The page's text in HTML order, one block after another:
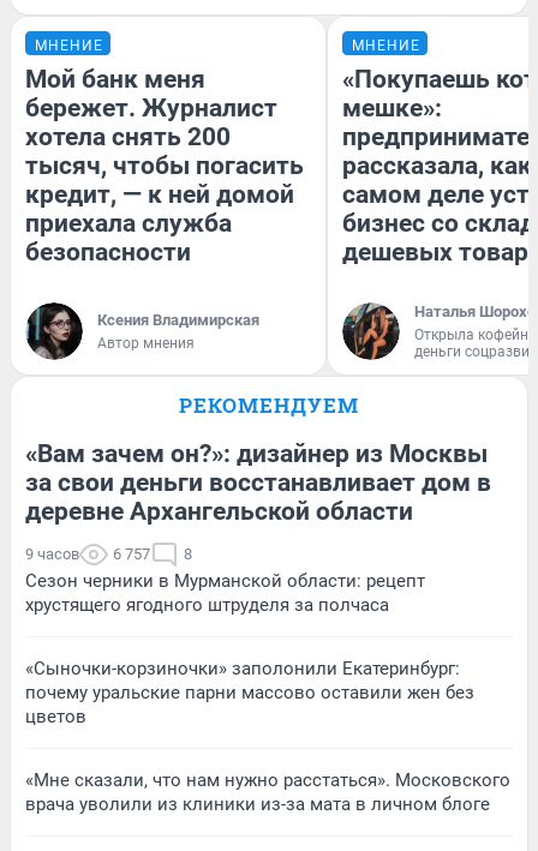
МНЕНИЕ
Мой банк меня
бережет. Журналист
хотела снять 200
тысяч, чтобы погасить
кредит, — к ней домой
приехала служба
безопасности
Ксения Владимирская
Автор мнения
МНЕНИЕ
«Покупаешь
мешке»:
рассказала, как
самом деле
бизнес со
дешевых
Наталья
Открыла
деньги
РЕКОМЕНДУЕМ
«Вам зачем он?»: дизайнер из Москвы
за свои деньги восстанавливает дом в
деревне Архангельской области
9 часов 6 757 8
Сезон черники в Мурманской области: рецепт
хрустящего ягодного штруделя за полчаса
«Сыночки-корзиночки» заполонили Екатеринбург:
почему уральские парни массово оставили жен без
цветов
«Мне сказали, что нам нужно расстаться». Московского
врача уволили из клиники из-за мата в личном блоге